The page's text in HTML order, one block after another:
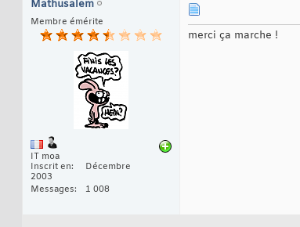
Mathusalem
Membre émérite
IT moa
Inscrit en
Décembre
2003
Messages
1 008
merci ça marche !